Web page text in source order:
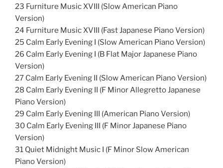
23 Furniture Music XVIII (Slow American Piano
Version)
24 Furniture Music XVIII (Fast Japanese Piano Version)
25 Calm Early Evening I (Slow American Piano Version)
26 Calm Early Evening I (B Flat Major Japanese Piano
Version)
27 Calm Early Evening II (Slow American Piano Version)
28 Calm Early Evening II (F Minor Allegretto Japanese
Piano Version)
29 Calm Early Evening III (American Piano Version)
30 Calm Early Evening III (F Minor Japanese Piano
Version)
31 Quiet Midnight Music I (F Minor Slow American
Piano Version)